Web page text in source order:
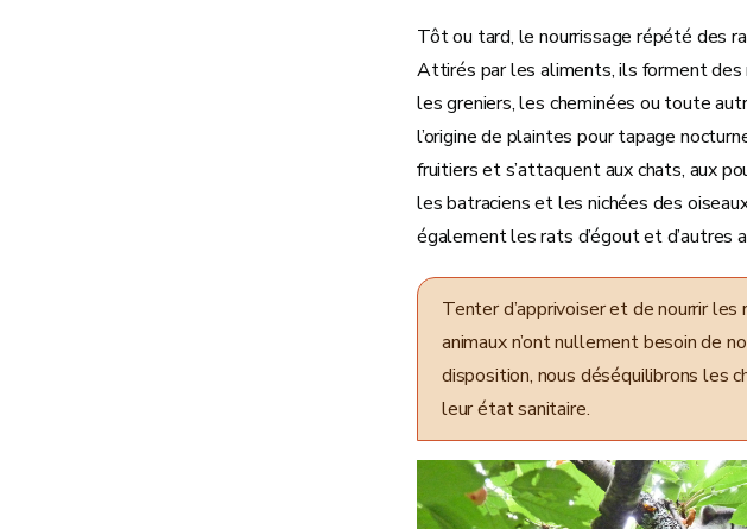
Tôt ou tard, le nourrissage répété des
Attirés par les aliments, ils forment des
les greniers, les cheminées ou toute
l’origine de plaintes pour tapage
fruitiers et s’attaquent aux chats, aux
les batraciens et les nichées des
également les rats d’égout et d’autres
Tenter d’apprivoiser et de nourrir
animaux n’ont nullement besoin de
disposition, nous déséquilibrons les
leur état sanitaire.